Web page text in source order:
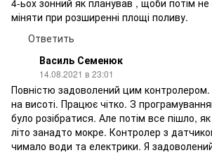
4-ьох зонний як планував , щоби потім
міняти при розширенні площі поливу.
Ответить
Василь Семенюк
14.08.2021 в 23:01
Повністю задоволений цим
на висоті. Працює чітко. З
було розібратися. Але потім все пішло,
літо занадто мокре. Контролер з
чимало води та електрики. Я